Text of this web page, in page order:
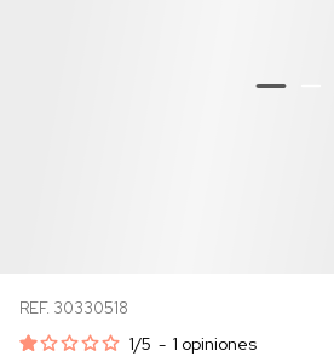
REF. 30330518
1/5 - 1 opiniones